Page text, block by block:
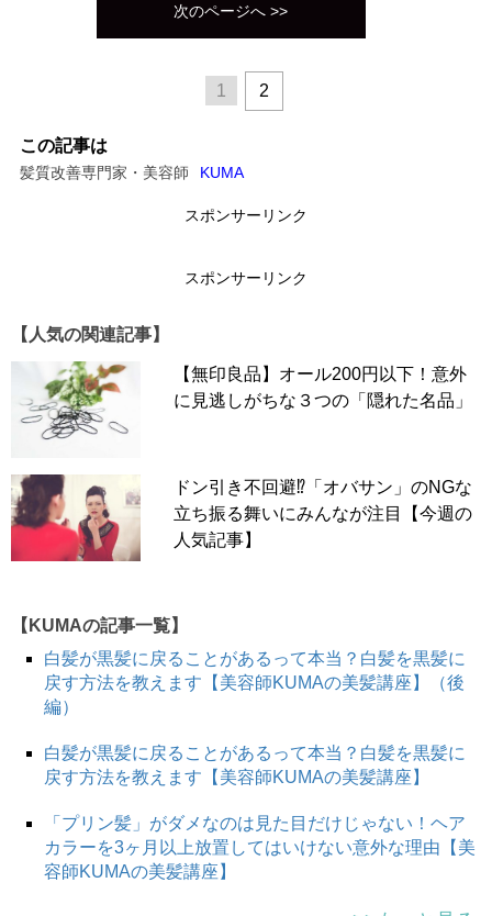
次のページへ >>
1 2
この記事は
髪質改善専門家・美容師 KUMA
スポンサーリンク
スポンサーリンク
【人気の関連記事】
【無印良品】オール200円以下！意外
に見逃しがちな３つの「隠れた名品」
ドン引き不回避⁉「オバサン」のNGな
立ち振る舞いにみんなが注目【今週の
人気記事】
【KUMAの記事一覧】
白髪が黒髪に戻ることがあるって本当？白髪を黒髪に
戻す方法を教えます【美容師KUMAの美髪講座】（後
編）
白髪が黒髪に戻ることがあるって本当？白髪を黒髪に
戻す方法を教えます【美容師KUMAの美髪講座】
「プリン髪」がダメなのは見た目だけじゃない！ヘア
カラーを3ヶ月以上放置してはいけない意外な理由【美
容師KUMAの美髪講座】